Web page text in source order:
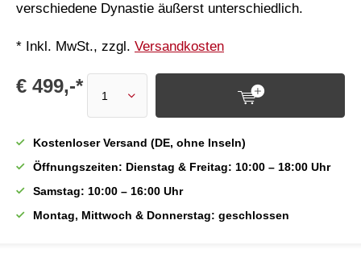
verschiedene Dynastie äußerst unterschiedlich.
* Inkl. MwSt., zzgl. Versandkosten
€ 499,-*
Kostenloser Versand (DE, ohne Inseln)
Öffnungszeiten: Dienstag & Freitag: 10:00 – 18:00 Uhr
Samstag: 10:00 – 16:00 Uhr
Montag, Mittwoch & Donnerstag: geschlossen